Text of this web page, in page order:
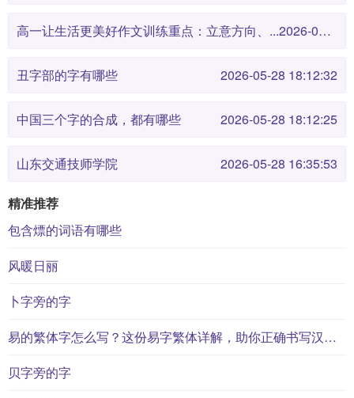
高一让生活更美好作文训练重点：立意方向、... 2026-05-28 18:12:38
丑字部的字有哪些 2026-05-28 18:12:32
中国三个字的合成，都有哪些 2026-05-28 18:12:25
山东交通技师学院 2026-05-28 16:35:53
精准推荐
包含熛的词语有哪些
风暖日丽
卜字旁的字
易的繁体字怎么写？这份易字繁体详解，助你正确书写汉字_汉字繁体学习
贝字旁的字